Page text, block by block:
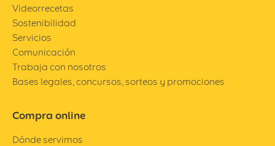
Videorrecetas
Sostenibilidad
Servicios
Comunicación
Trabaja con nosotros
Bases legales, concursos, sorteos y promociones
Compra online
Dónde servimos